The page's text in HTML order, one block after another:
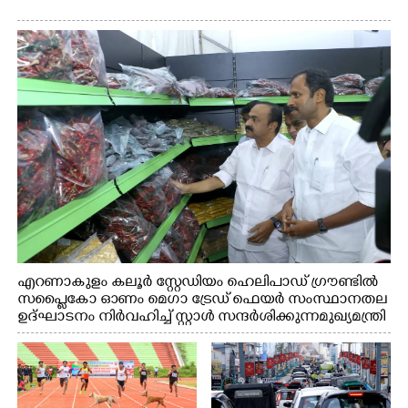
എറണാകുളം കലൂർ സ്റ്റേഡിയം ഹെലിപാഡ് ഗ്രൗണ്ടിൽ
സപ്ളൈകോ ഓണം മെഗാ ട്രേഡ് ഫെയർ സംസ്ഥാനതല
ഉദ്ഘാടനം നിർവഹിച്ച് സ്റ്റാൾ സന്ദർശിക്കുന്ന മുഖ്യമന്ത്രി
വി.ഡി. സതീശൻ. മന്ത്രി അനൂപ് ജേക്കബ് സമീപം